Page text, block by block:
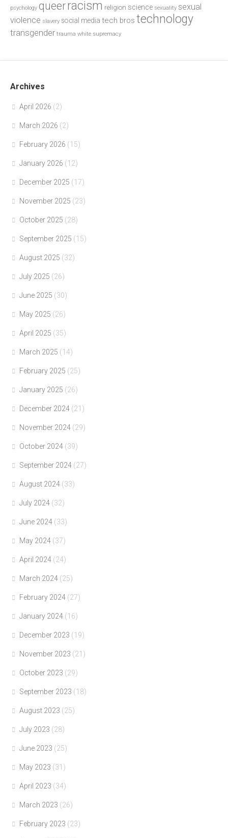
psychology queerracism religion science sexuality sexual
violence slavery social media tech bros technology
transgender trauma white supremacy
Archives
April 2026 (2)
March 2026 (2)
February 2026 (15)
January 2026 (12)
December 2025 (17)
November 2025 (23)
October 2025 (28)
September 2025 (15)
August 2025 (32)
July 2025 (26)
June 2025 (30)
May 2025 (26)
April 2025 (35)
March 2025 (14)
February 2025 (25)
January 2025 (26)
December 2024 (21)
November 2024 (29)
October 2024 (39)
September 2024 (27)
August 2024 (33)
July 2024 (32)
June 2024 (33)
May 2024 (37)
April 2024 (24)
March 2024 (25)
February 2024 (27)
January 2024 (16)
December 2023 (19)
November 2023 (21)
October 2023 (29)
September 2023 (18)
August 2023 (25)
July 2023 (28)
June 2023 (25)
May 2023 (31)
April 2023 (34)
March 2023 (26)
February 2023 (23)